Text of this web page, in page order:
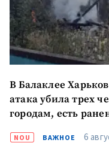
В Балаклее
атака убила трех
городам, есть
NOU ВАЖНОЕ 6